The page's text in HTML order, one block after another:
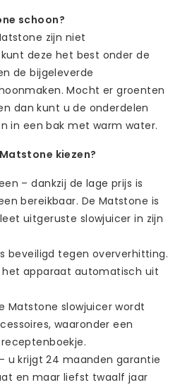
schoon?
zijn niet
deze het best onder de
de bijgeleverde
Mocht er groenten
dan kunt u de onderdelen
in een bak met warm water.
kiezen?
– dankzij de lage prijs is
bereikbaar. De Matstone is
uitgeruste slowjuicer in zijn
beveiligd tegen oververhitting.
het apparaat automatisch uit
Matstone slowjuicer wordt
waaronder een
u krijgt 24 maanden garantie
en maar liefst twaalf jaar